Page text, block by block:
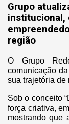
Grupo
institucional,
região
O Grupo
comunicação
sua trajetória de
Sob o conceito
força criativa,
mostrando que